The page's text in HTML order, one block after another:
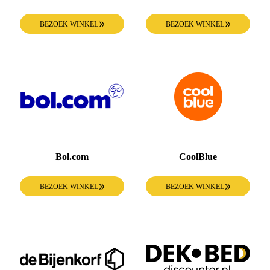
BEZOEK WINKEL BEZOEK WINKEL
Bol.com
BEZOEK WINKEL
CoolBlue
BEZOEK WINKEL